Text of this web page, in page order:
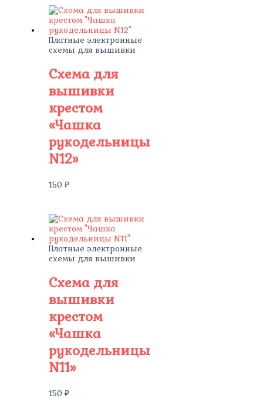
Платные электронные
схемы для вышивки
Схема для
вышивки
крестом
«Чашка
рукодельницы
N12»
150 ₽
Платные электронные
схемы для вышивки
Схема для
вышивки
крестом
«Чашка
рукодельницы
N11»
150 ₽